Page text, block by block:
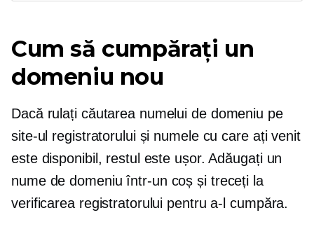
Cum să cumpărați un
domeniu nou
Dacă rulați căutarea numelui de domeniu pe
site-ul registratorului și numele cu care ați venit
este disponibil, restul este ușor. Adăugați un
nume de domeniu într-un coș și treceți la
verificarea registratorului pentru a-l cumpăra.